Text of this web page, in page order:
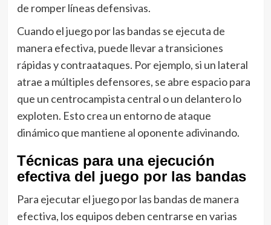
de romper líneas defensivas.
Cuando el juego por las bandas se ejecuta de
manera efectiva, puede llevar a transiciones
rápidas y contraataques. Por ejemplo, si un lateral
atrae a múltiples defensores, se abre espacio para
que un centrocampista central o un delantero lo
exploten. Esto crea un entorno de ataque
dinámico que mantiene al oponente adivinando.
Técnicas para una ejecución
efectiva del juego por las bandas
Para ejecutar el juego por las bandas de manera
efectiva, los equipos deben centrarse en varias